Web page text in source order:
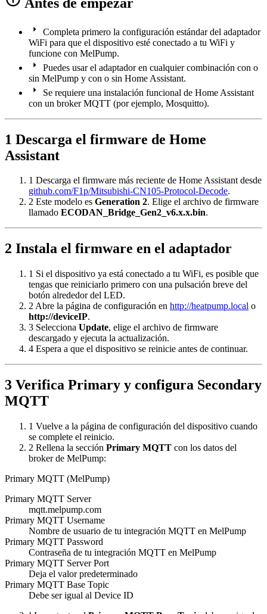
arrow_right
Completa primero la configuración estándar del adaptador
WiFi para que el dispositivo esté conectado a tu WiFi y
funcione con MelPump.
arrow_right
Puedes usar el adaptador en cualquier combinación con o
sin MelPump y con o sin Home Assistant.
arrow_right
Se requiere una instalación funcional de Home Assistant
con un broker MQTT (por ejemplo, Mosquitto).
1 Descarga el firmware de Home
Assistant
1 Descarga el firmware más reciente de Home Assistant desde
github.com/F1p/Mitsubishi-CN105-Protocol-Decode.
2 Este modelo es Generation 2. Elige el archivo de firmware
llamado ECODAN_Bridge_Gen2_v6.x.x.bin.
2 Instala el firmware en el adaptador
1 Si el dispositivo ya está conectado a tu WiFi, es posible que
tengas que reiniciarlo primero con una pulsación breve del
botón alrededor del LED.
2 Abre la página de configuración en http://heatpump.local o
http://deviceIP.
3 Selecciona Update, elige el archivo de firmware
descargado y ejecuta la actualización.
4 Espera a que el dispositivo se reinicie antes de continuar.
3 Verifica Primary y configura Secondary
MQTT
1 Vuelve a la página de configuración del dispositivo cuando
se complete el reinicio.
2 Rellena la sección Primary MQTT con los datos del
broker de MelPump:
Primary MQTT (MelPump)
Primary MQTT Server
mqtt.melpump.com
Primary MQTT Username
Nombre de usuario de tu integración MQTT en MelPump
Primary MQTT Password
Contraseña de tu integración MQTT en MelPump
Primary MQTT Server Port
Deja el valor predeterminado
Primary MQTT Base Topic
Debe ser igual al Device ID